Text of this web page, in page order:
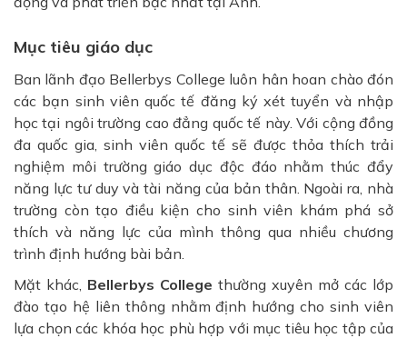
Mục tiêu giáo dục
Ban lãnh đạo Bellerbys College luôn hân hoan chào đón
các bạn sinh viên quốc tế đăng ký xét tuyển và nhập
học tại ngôi trường cao đẳng quốc tế này. Với cộng đồng
đa quốc gia, sinh viên quốc tế sẽ được thỏa thích trải
nghiệm môi trường giáo dục độc đáo nhằm thúc đẩy
năng lực tư duy và tài năng của bản thân. Ngoài ra, nhà
trường còn tạo điều kiện cho sinh viên khám phá sở
thích và năng lực của mình thông qua nhiều chương
trình định hướng bài bản.
Mặt khác, Bellerbys College thường xuyên mở các lớp
đào tạo hệ liên thông nhằm định hướng cho sinh viên
lựa chọn các khóa học phù hợp với mục tiêu học tập của